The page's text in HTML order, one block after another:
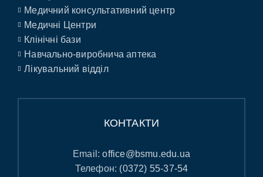
Медичний консультативний центр
Медичні Центри
Клінічні бази
Навчально-виробнича аптека
Лікувальний відділ
КОНТАКТИ
Email:office@bsmu.edu.ua
Телефон: (0372) 55-37-54